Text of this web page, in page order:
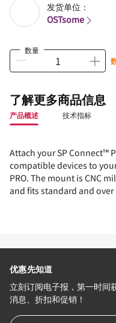
发货单位：
OSTsome
数量
了解更多商品信息
产品概述 技术指标
Attach your SP Connect™
compatible devices to
PRO. The mount is CNC
and fits standard and over
优惠先知道
立刻订阅电子报，第一时间
消息、折扣和促销！